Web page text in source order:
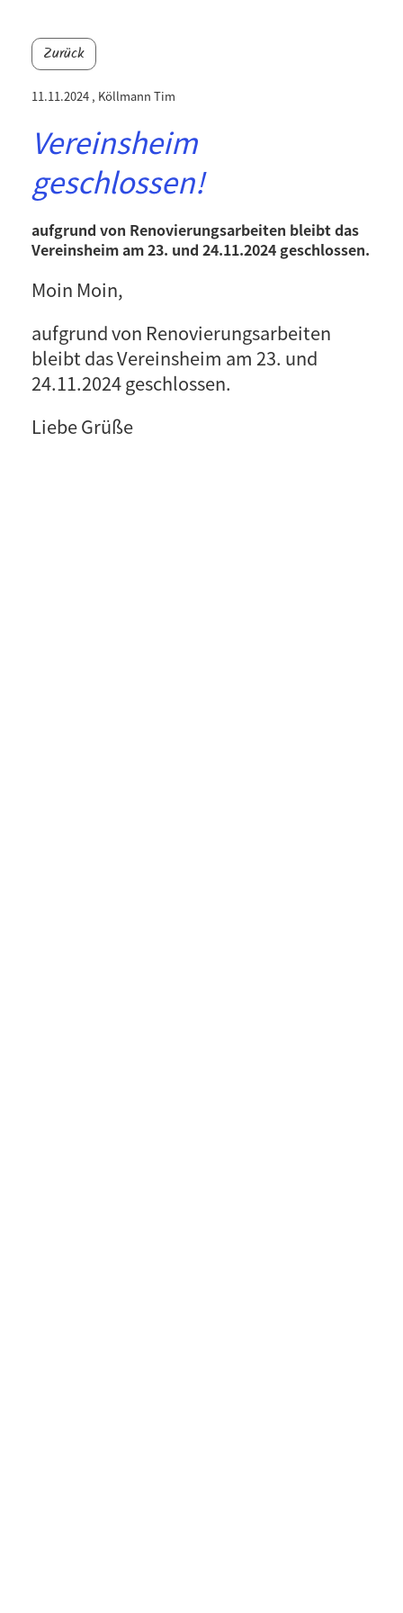
Zurück
11.11.2024 , Köllmann Tim
Vereinsheim
geschlossen!
aufgrund von Renovierungsarbeiten bleibt das
Vereinsheim am 23. und 24.11.2024 geschlossen.
Moin Moin,
aufgrund von Renovierungsarbeiten
bleibt das Vereinsheim am 23. und
24.11.2024 geschlossen.
Liebe Grüße